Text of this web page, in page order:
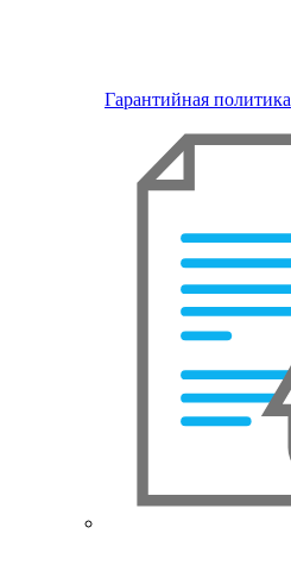
Гарантийная политика